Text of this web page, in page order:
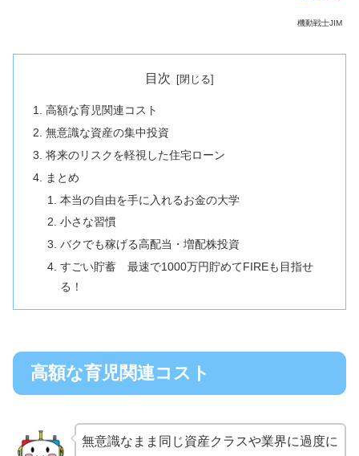
機動戦士JIM
目次
高額な育児関連コスト
無意識な資産の集中投資
将来のリスクを軽視した住宅ローン
まとめ
本当の自由を手に入れるお金の大学
小さな習慣
バクでも稼げる高配当・増配株投資
すごい貯蓄 最速で1000万円貯めてFIREも目指せ
る！
高額な育児関連コスト
無意識なまま同じ資産クラスや業界に過度に